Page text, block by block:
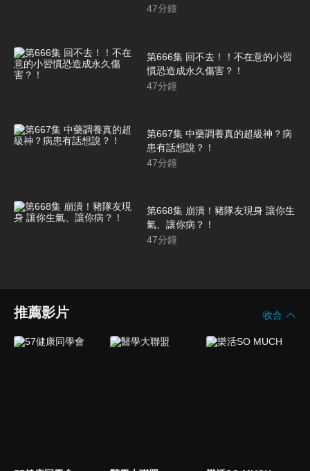
47分鐘
第666集 回不去！！不在意的小習
慣恐造成永久傷害？！
47分鐘
第667集 中藥調養真的超級神？病
患有話想說？！
47分鐘
第668集 崩潰！豬隊友現身 讓你生
氣、讓你病？！
47分鐘
推薦影片 收合